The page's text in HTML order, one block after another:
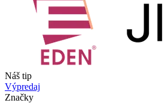
Náš tip
Výpredaj
Značky